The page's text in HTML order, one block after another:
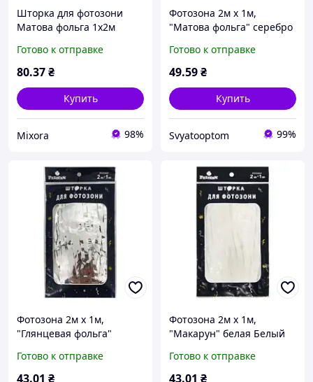
Шторка для фотозони
Матова фольга 1х2м
PELICAN
Готово к отправке
80.37₴
Купить
Mixora 98%
Фотозона 2м х 1м,
"Матова фольга" серебро
(872132)
Готово к отправке
49.59₴
Купить
Svyatooptom 99%
Фотозона 2м х 1м,
"Глянцевая фольга"
Pelican (872102)
Готово к отправке
43.01 ₴
Фотозона 2м х 1м,
"Макарун" белая Белый
Готово к отправке
43.01 ₴